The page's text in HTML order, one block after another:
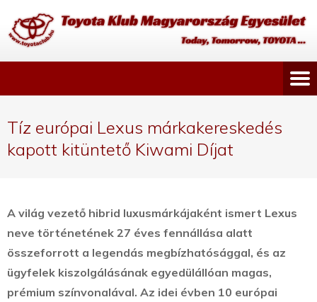
Tíz európai Lexus márkakereskedés
kapott kitüntető Kiwami Díjat
A világ vezető hibrid luxusmárkájaként ismert Lexus
neve történetének 27 éves fennállása alatt
összeforrott a legendás megbízhatósággal, és az
ügyfelek kiszolgálásának egyedülállóan magas,
prémium színvonalával. Az idei évben 10 európai